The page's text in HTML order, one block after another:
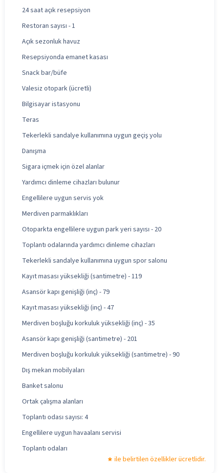
24 saat açık resepsiyon
Restoran sayısı - 1
Açık sezonluk havuz
Resepsiyonda emanet kasası
Snack bar/büfe
Valesiz otopark (ücretli)
Bilgisayar istasyonu
Teras
Tekerlekli sandalye kullanımına uygun geçiş yolu
Danışma
Sigara içmek için özel alanlar
Yardımcı dinleme cihazları bulunur
Engellilere uygun servis yok
Merdiven parmaklıkları
Otoparkta engellilere uygun park yeri sayısı - 20
Toplantı odalarında yardımcı dinleme cihazları
Tekerlekli sandalye kullanımına uygun spor salonu
Kayıt masası yüksekliği (santimetre) - 119
Asansör kapı genişliği (inç) - 79
Kayıt masası yüksekliği (inç) - 47
Merdiven boşluğu korkuluk yüksekliği (inç) - 35
Asansör kapı genişliği (santimetre) - 201
Merdiven boşluğu korkuluk yüksekliği (santimetre) - 90
Dış mekan mobilyaları
Banket salonu
Ortak çalışma alanları
Toplantı odası sayısı: 4
Engellilere uygun havaalanı servisi
Toplantı odaları
ile belirtilen özellikler ücretlidir.